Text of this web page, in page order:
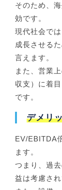
そのため、
効です。
現代社会で
成長させる
言えます。
また、営業
収支）に着
です。
デメリ
EV/EBITDA
ます。
つまり、過
益は考慮さ